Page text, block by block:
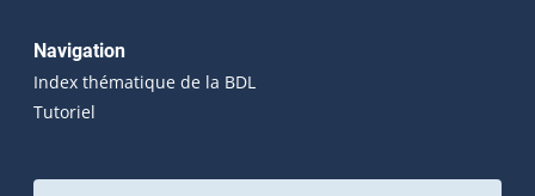
Navigation
Index thématique de la BDL
Tutoriel